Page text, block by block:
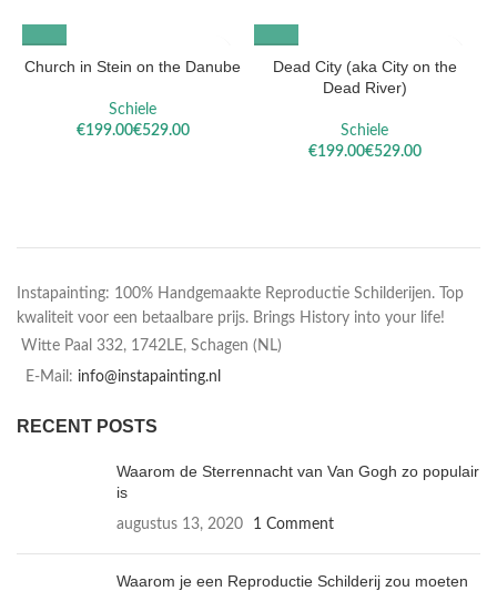
Church in Stein on the Danube
Schiele
€
€
Dead City (aka City on the
Dead River)
Schiele
€
€
Instapainting: 100% Handgemaakte Reproductie Schilderijen. Top
kwaliteit voor een betaalbare prijs. Brings History into your life!
Witte Paal 332, 1742LE, Schagen (NL)
E-Mail: info@instapainting.nl
RECENT POSTS
Waarom de Sterrennacht van Van Gogh zo populair
is
augustus 13, 2020 1 Comment
Waarom je een Reproductie Schilderij zou moeten